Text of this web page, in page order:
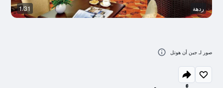
ردهة 1/31
صور لـ جين أن هوتل